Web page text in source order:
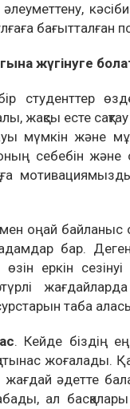
бағытталған
жүгінуге
студенттер
жақсы есте
мүмкін және
себебін және
оңай байланыс
бар.
еркін
таба
. Кейде біздің
жоғалады.
әдетте
ал